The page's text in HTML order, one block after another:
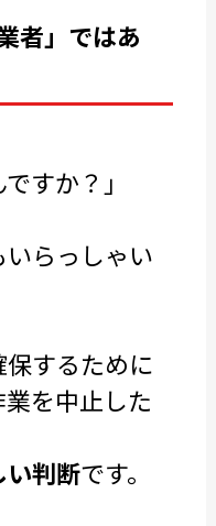
者」ではあ
すか？」
らっしゃい
するために
を中止した
い判断です。